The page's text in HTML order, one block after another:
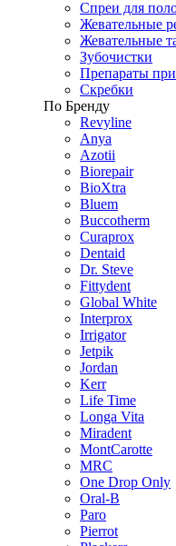
Спреи для
Жевательные
Жевательные
Зубочистки
Препараты при
Скребки
По Бренду
Revyline
Anya
Azotii
Biorepair
BioXtra
Bluem
Buccotherm
Curaprox
Dentaid
Dr. Steve
Fittydent
Global White
Interprox
Irrigator
Jetpik
Jordan
Kerr
Life Time
Longa Vita
Miradent
MontCarotte
MRC
One Drop Only
Oral-B
Paro
Pierrot